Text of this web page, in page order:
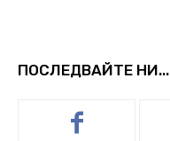
ПОСЛЕДВАЙТЕ НИ...